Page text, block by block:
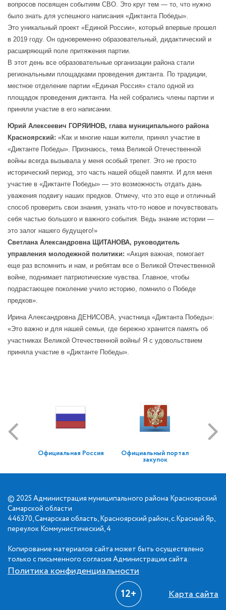
вопросов посвящен событиям СВО. Это круг тем — то, что нужно
было знать для успешного написания «Диктанта Победы».
Это уникальный проект «Единой России», который впервые прошел
в 2019 году. Он одновременно образовательный, дидактический и
расширяющий поле притяжения партии.
В этот день все образовательные организации района стали
региональными площадками проведения диктанта. По традиции,
местное отделение партии «Единая Россия» стало одной из
площадок проведения диктанта. На ней собрались члены партии и
приняли участие в его написании.
Юрий Алексеевич ГОРЯИНОВ, глава муниципального района
Красноярский: «Как и многие наши жители, принял участие в
«Диктанте Победы». Признаюсь, тема Великой Отечественной
войны всегда вызывала у меня особый трепет. Это не просто
исторический период, это часть нашей общей памяти. И для меня
участие в «Диктанте Победы» — это возможность отдать дань
уважения подвигу наших предков. Отмечу, что это еще и отличный
способ проверить свои знания, узнать что-то новое и почувствовать
себя частью большого и важного события. Ведь знание истории —
это залог нашего будущего!»
Светлана Александровна ЩИТАНОВА, руководитель
управления молодежной политики: «Акция важная, помогает
еще раз вспомнить и нам, и ребятам все о Великой Отечественной
войне, поднимает патриотические чувства. Главное, чтобы
подрастающее поколение учило историю, помнило о Победе
предков».
Ирина Александровна ДЕНИСОВА, участница «Диктанта Победы»:
«Это важно и для нашей семьи, где бережно хранится память об
участниках Великой Отечественной войны! Я с удовольствием
приняла участие в «Диктанте Победы».
Официальная Россия Официальный портал
закупок
© 2025 Администрация муниципального района Красноярский
Самарской области
446370, Самарская область, Красноярский район, с.Красный Яр,
переулок Коммунистический, 4
Копирование материалов сайта может быть осуществлено
только с письменного согласия Администрации сайта.
Политика конфиденциальности
12+ Карта сайта